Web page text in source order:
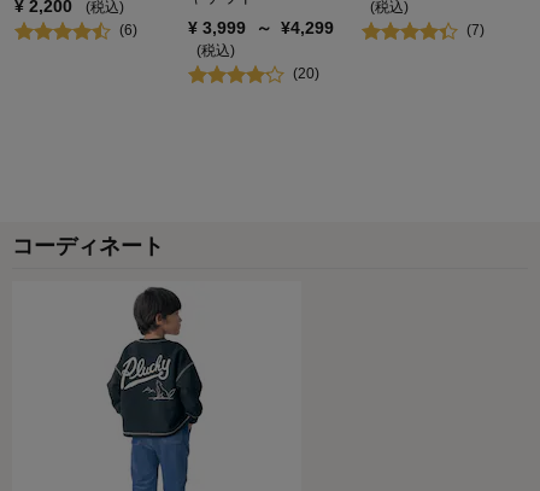
¥ 2,200
(税込)
(6)
¥ 3,999 ～ ¥4,299
(税込)
(20)
(税込)
(7)
コーディネート